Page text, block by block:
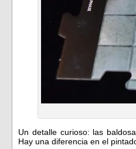
Un detalle curioso: las
Hay una diferencia en el